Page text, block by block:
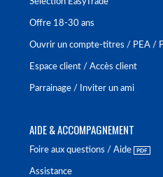
Offre 18-30 ans
Ouvrir un compte-titres / PEA /
Espace client / Accès client
Parrainage / Inviter un ami
AIDE & ACCOMPAGNEMENT
Foire aux questions / Aide
Assistance